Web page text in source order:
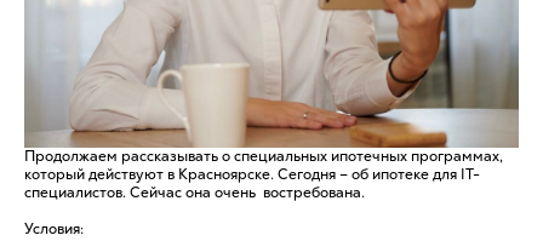
Продолжаем рассказывать о специальных ипотечных программах,
который действуют в Красноярске. Сегодня – об ипотеке для IТ-
специалистов. Сейчас она очень востребована.
Условия: